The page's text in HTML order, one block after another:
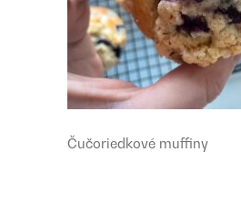
Čučoriedkové muffiny